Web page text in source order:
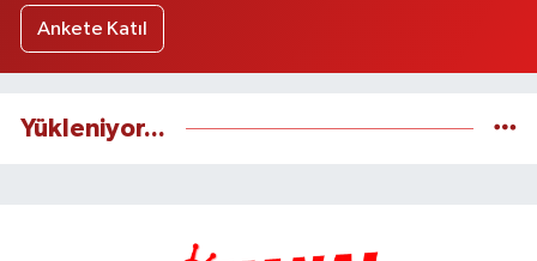
Ankete Katıl
Yükleniyor...